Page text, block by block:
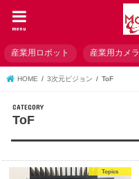
menu
産業用ロボット 産業用カメラ
HOME 3次元ビジョン ToF
ToF
Topics